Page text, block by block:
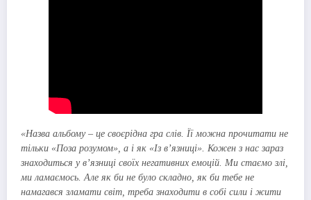
«Назва альбому – це своєрідна гра слів. Її можна прочитати не
тільки «Поза розумом», а і як «Із в’язниці». Кожен з нас зараз
знаходиться у в’язниці своїх негативних емоцій. Ми стаємо злі,
ми ламаємось. Але як би не було складно, як би тебе не
намагався зламати світ, треба знаходити в собі сили і жити